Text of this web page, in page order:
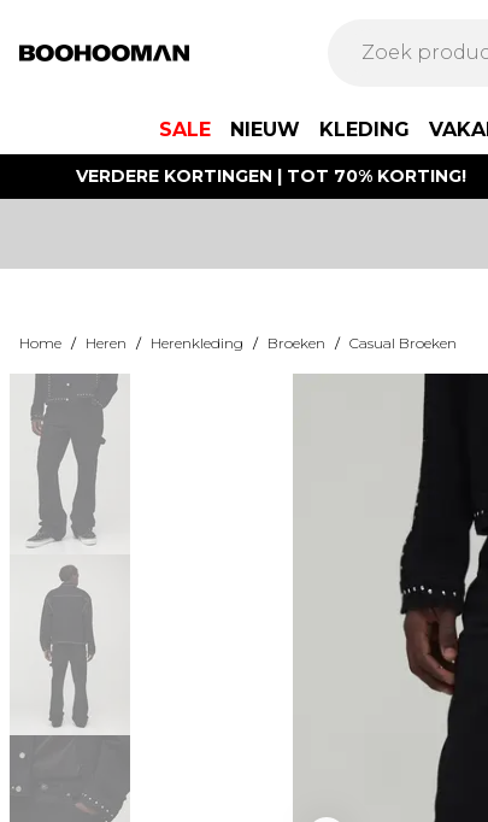
SALE NIEUW KLEDING
VERDERE KORTINGEN | TOT 70% KORTING!
Home / Heren / Herenkleding / Broeken / Casual Broeken